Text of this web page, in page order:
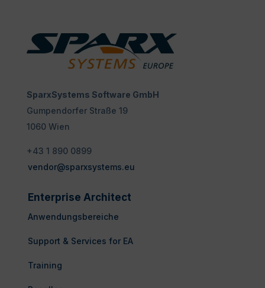
SparxSystems Software GmbH
Gumpendorfer Straße 19
1060 Wien
+43 1 890 0899
vendor@sparxsystems.eu
Enterprise Architect
Anwendungsbereiche
Support & Services for EA
Training